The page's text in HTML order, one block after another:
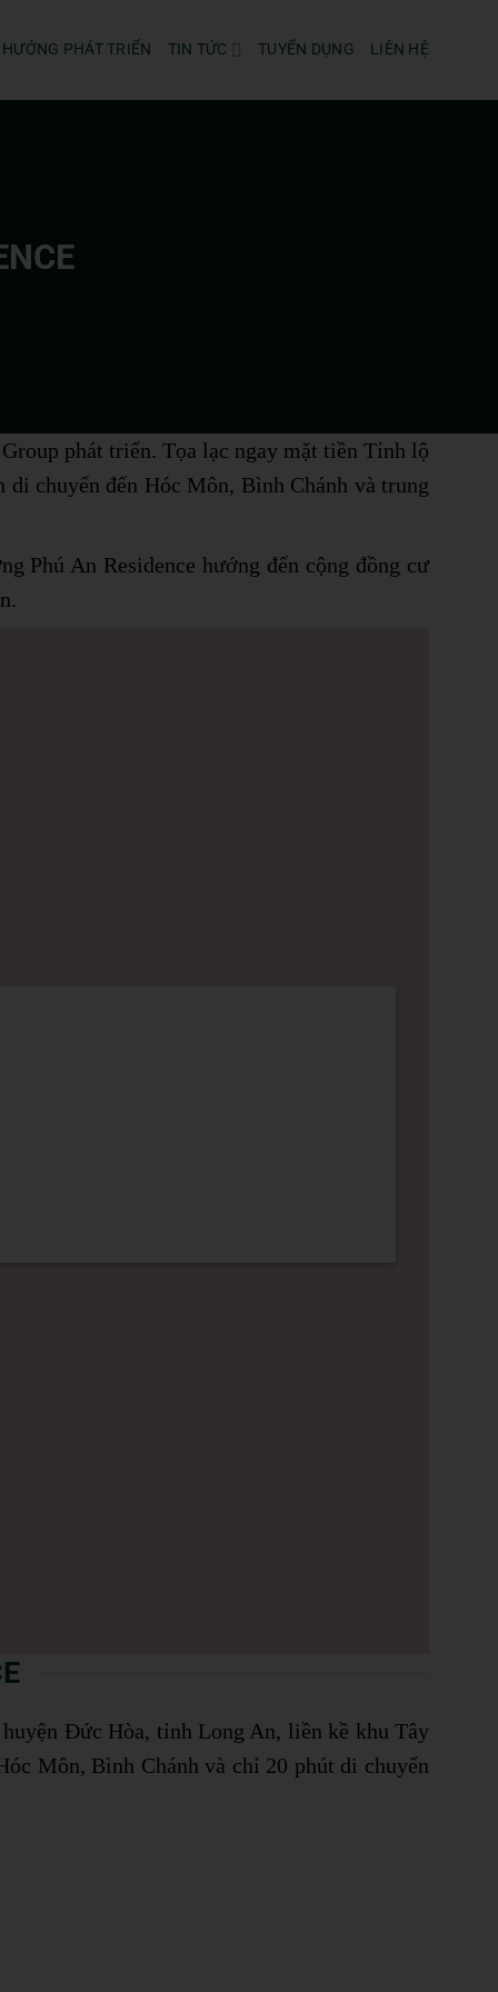
PHÁT TRIỂN TIN TỨC TUYỂN DỤNG LIÊN HỆ
phát triển. Tọa lạc ngay mặt tiền Tỉnh lộ
chuyển đến Hóc Môn, Bình Chánh và trung
Phú An Residence hướng đến cộng đồng cư
Đức Hòa, tỉnh Long An, liền kề khu Tây
Môn, Bình Chánh và chỉ 20 phút di chuyển